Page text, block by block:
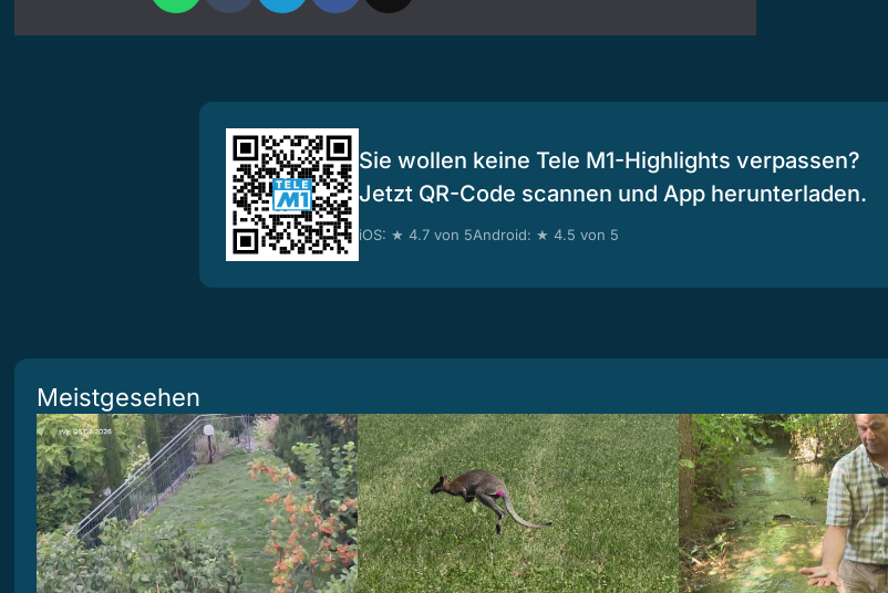
Sie wollen keine Tele M1-Highlights verpassen?
Jetzt QR-Code scannen und App herunterladen.
iOS: ★ 4.7 von 5Android: ★ 4.5 von 5
Meistgesehen